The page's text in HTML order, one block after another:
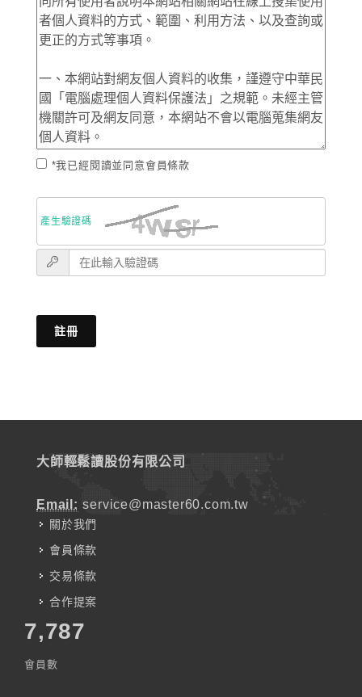
*我已經閱讀並同意會員條款
產生驗證碼
註冊
大師輕鬆讀股份有限公司
Email: service@master60.com.tw
關於我們
會員條款
交易條款
合作提案
7,787
會員數